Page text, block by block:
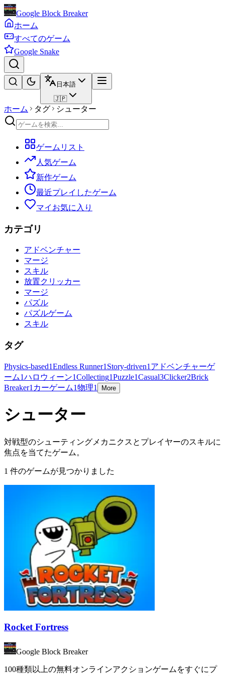
Google Block Breaker
ホーム
すべてのゲーム
Google Snake
日本語
🇯🇵
ホーム タグ シューター
ゲームリスト
人気ゲーム
新作ゲーム
最近プレイしたゲーム
マイお気に入り
カテゴリ
アドベンチャー
マージ
スキル
放置クリッカー
マージ
パズル
パズルゲーム
スキル
タグ
Physics-based1Endless Runner1 Story-driven1 アドベンチャーゲ
ーム1ハロウィーン1Collecting1Puzzle1Casual3Clicker2Brick
Breaker1 カーゲーム1物理1 More
シューター
対戦型のシューティングメカニクスとプレイヤーのスキルに
焦点を当てたゲーム。
1 件のゲームが見つかりました
Rocket Fortress
Google Block Breaker
100種類以上の無料オンラインアクションゲームをすぐにプ